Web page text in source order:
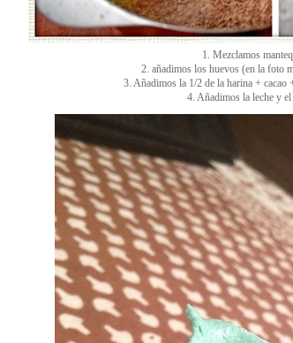
1. Mezclamos
2. añadimos los huevos (en la foto
3. Añadimos la 1/2 de la harina + cacao
4. Añadimos la leche y